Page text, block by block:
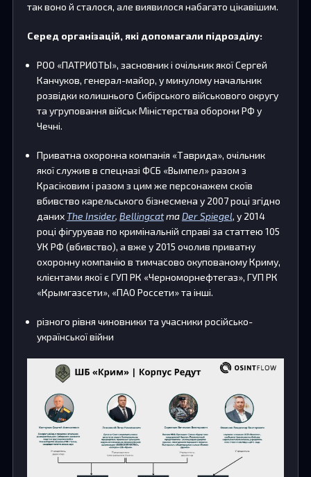
так воно й сталося, але виявилося набагато цікавішим.
Серед організацій, які допомагали підрозділу:
РОО «ПАТРИОТЫ», засновник і очільник якої Сергей
Канчуков, генерал-майор, у минулому начальник
розвідки колишнього Сибірського військового округу
та угруповання військ Міністерства оборони РФ у
Чечні.
Приватна охоронна компанія «Таврида», очільник
якої служив в спецназі ФСБ «Вымпел» разом з
Красіковим і разом з цим же персонажем скоїв
вбивство карельського бізнесмена у 2007 році згідно
даних The Insider, BellingcatтаDer Spiegel, у 2014
році фігурував по кримінальній справі за статтею 105
УК РФ (вбивство), а вже у 2015 очолив приватну
охоронну компанію в тимчасово окупованому Криму,
клієнтами якої є ГУП РК «Черноморнефтегаз», ГУП РК
«Крымгазсети», «ПАО Россети» та інші.
різного рівня чиновники та учасники російсько-
української війни